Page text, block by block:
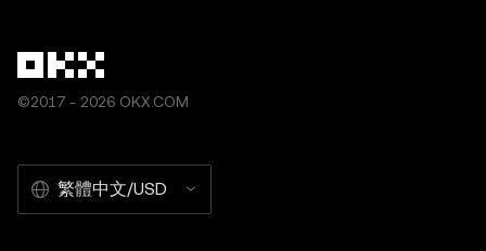
©2017 - 2026 OKX.COM
繁體中文/USD